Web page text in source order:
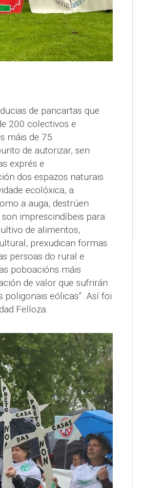
de pancartas que
200 colectivos e
máis de 75
de autorizar, sen
exprés e
dos espazos naturais
ecolóxica, a
a auga, destrúen
imprescindíbeis para
de alimentos,
prexudican formas
persoas do rural e
poboacións máis
de valor que sufrirán
eólicas”. Así foi
Felloza.